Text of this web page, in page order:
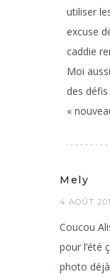
utiliser
excuse
caddie
Moi
des
«
Mely
4 AOÛT
Coucou
pour l’été
photo